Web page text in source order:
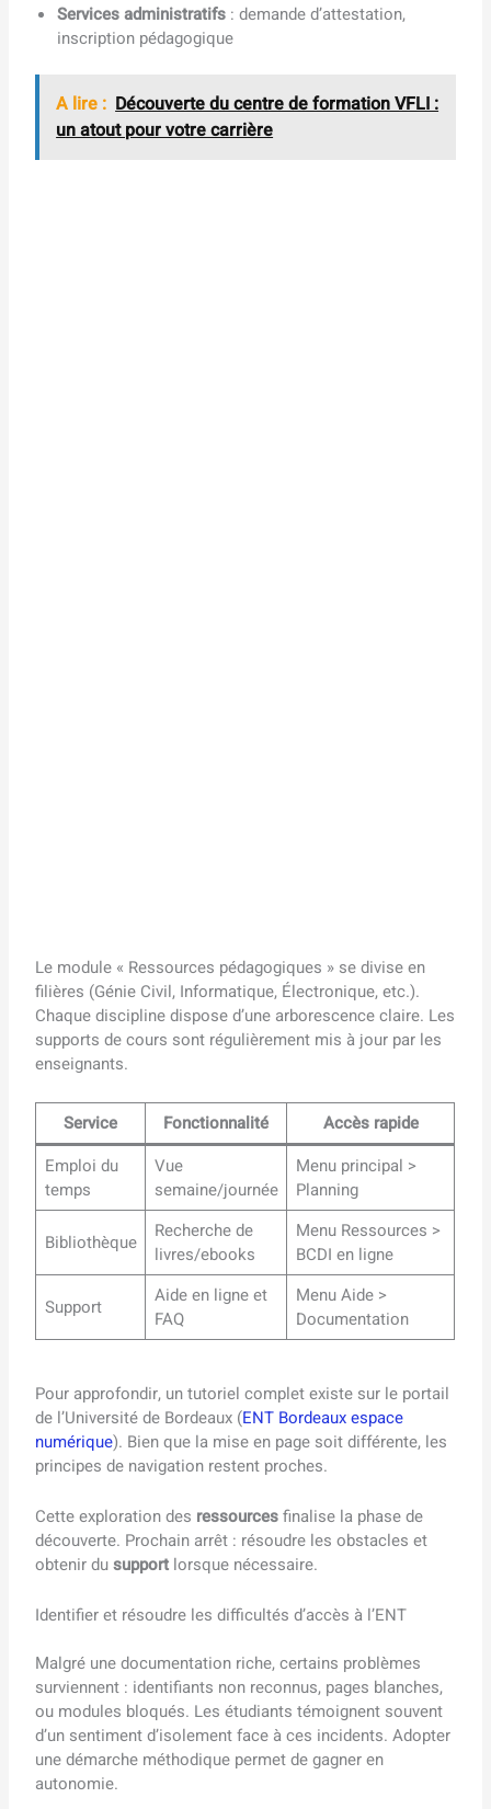
Services administratifs : demande d’attestation,
inscription pédagogique
A lire : Découverte du centre de formation VFLI :
un atout pour votre carrière
Le module « Ressources pédagogiques » se divise en
filières (Génie Civil, Informatique, Électronique, etc.).
Chaque discipline dispose d’une arborescence claire. Les
supports de cours sont régulièrement mis à jour par les
enseignants.
Service Fonctionnalité
Accès rapide
Emploi du
temps
Vue
semaine/journée
Menu principal >
Planning
Bibliothèque
Recherche de
livres/ebooks
Menu Ressources >
BCDI en ligne
Support
Aide en ligne et
FAQ
Menu Aide >
Documentation
Pour approfondir, un tutoriel complet existe sur le portail
de l’Université de Bordeaux (ENT Bordeaux espace
numérique). Bien que la mise en page soit différente, les
principes de navigation restent proches.
Cette exploration des ressourcesfinalise la phase de
découverte. Prochain arrêt : résoudre les obstacles et
obtenir dusupport lorsque nécessaire.
Identifier et résoudre les difficultés d’accès à l’ENT
Malgré une documentation riche, certains problèmes
surviennent : identifiants non reconnus, pages blanches,
ou modules bloqués. Les étudiants témoignent souvent
d’un sentiment d’isolement face à ces incidents. Adopter
une démarche méthodique permet de gagner en
autonomie.